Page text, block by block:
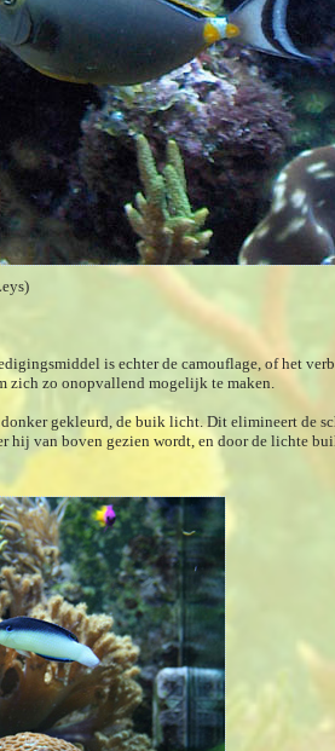
is echter de camouflage, of het
zich zo onopvallend mogelijk te maken.
gekleurd, de buik licht. Dit elimineert de
hij van boven gezien wordt, en door de lichte